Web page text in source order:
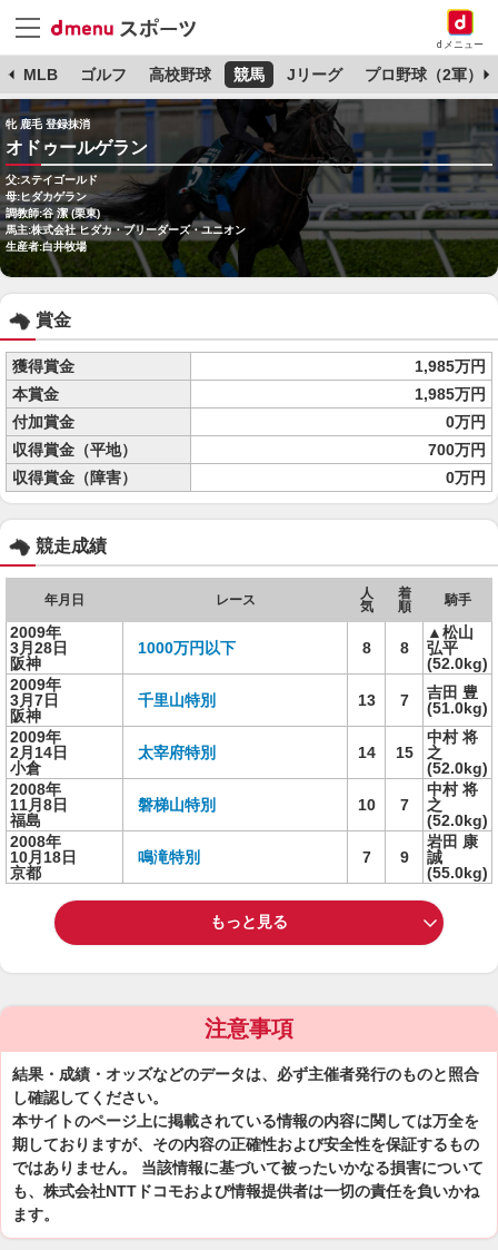
dメニュー
MLB ゴルフ 高校野球 競馬 Jリーグ プロ野球（2軍）
牝 鹿毛 登録抹消
オドゥールゲラン
父:ステイゴールド
母:ヒダカゲラン
調教師:谷 潔 (栗東)
馬主:株式会社 ヒダカ・ブリーダーズ・ユニオン
生産者:白井牧場
賞金
獲得賞金
1,985万円
本賞金
1,985万円
付加賞金
0万円
収得賞金（平地）
700万円
収得賞金（障害）
0万円
競走成績
年月日 レース
人
気
着
順
騎手
2009年
3月28日
阪神
1000万円以下 8 8
▲松山
弘平
(52.0kg)
2009年
3月7日
阪神
千里山特別 13 7
吉田 豊
(51.0kg)
2009年
2月14日
小倉
太宰府特別 14 15
中村 将
之
(52.0kg)
2008年
11月8日
福島
磐梯山特別 10 7
中村 将
之
(52.0kg)
2008年
10月18日
京都
鳴滝特別 7 9
岩田 康
誠
(55.0kg)
もっと見る
注意事項
結果・成績・オッズなどのデータは、必ず主催者発行のものと照合
し確認してください。
本サイトのページ上に掲載されている情報の内容に関しては万全を
期しておりますが、その内容の正確性および安全性を保証するもの
ではありません。 当該情報に基づいて被ったいかなる損害について
も、株式会社NTTドコモおよび情報提供者は一切の責任を負いかね
ます。